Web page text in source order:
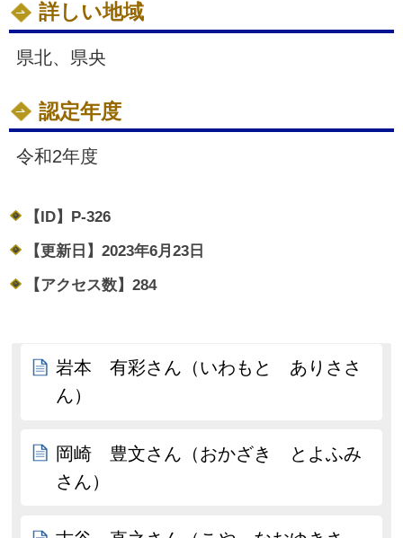
詳しい地域
県北、県央
認定年度
令和2年度
【ID】 P-326
【更新日】 2023年6月23日
【アクセス数】 284
岩本 有彩さん（いわもと ありささ
ん）
岡崎 豊文さん（おかざき とよふみ
さん）